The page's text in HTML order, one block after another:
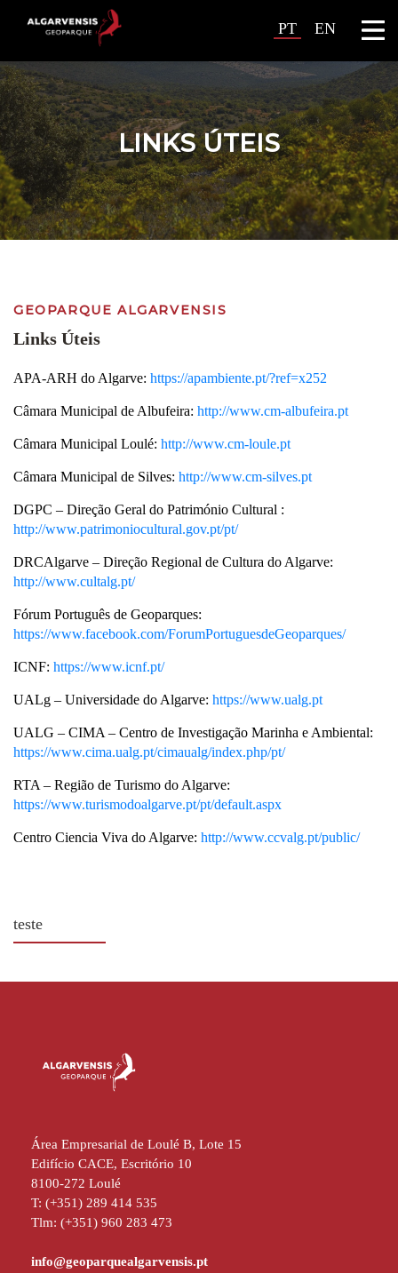
PT EN
LINKS ÚTEIS
GEOPARQUE ALGARVENSIS
Links Úteis
APA-ARH do Algarve: https://apambiente.pt/?ref=x252
Câmara Municipal de Albufeira: http://www.cm-albufeira.pt
Câmara Municipal Loulé: http://www.cm-loule.pt
Câmara Municipal de Silves: http://www.cm-silves.pt
DGPC – Direção Geral do Património Cultural :
http://www.patrimoniocultural.gov.pt/pt/
DRCAlgarve – Direção Regional de Cultura do Algarve:
http://www.cultalg.pt/
Fórum Português de Geoparques:
https://www.facebook.com/ForumPortuguesdeGeoparques/
ICNF: https://www.icnf.pt/
UALg – Universidade do Algarve: https://www.ualg.pt
UALG – CIMA – Centro de Investigação Marinha e Ambiental:
https://www.cima.ualg.pt/cimaualg/index.php/pt/
RTA – Região de Turismo do Algarve:
https://www.turismodoalgarve.pt/pt/default.aspx
Centro Ciencia Viva do Algarve: http://www.ccvalg.pt/public/
teste
Área Empresarial de Loulé B, Lote 15
Edifício CACE, Escritório 10
8100-272 Loulé
T: (+351) 289 414 535
Tlm: (+351) 960 283 473